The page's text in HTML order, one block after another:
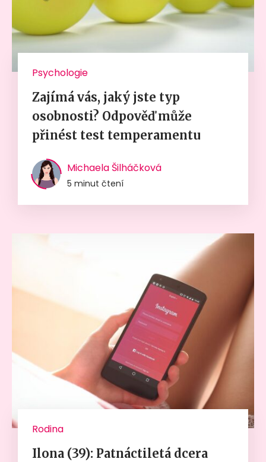
Psychologie
Zajímá vás, jaký jste typ
osobnosti? Odpověď může
přinést test temperamentu
Michaela Šilháčková
5 minut čtení
Rodina
Ilona (39): Patnáctiletá dcera